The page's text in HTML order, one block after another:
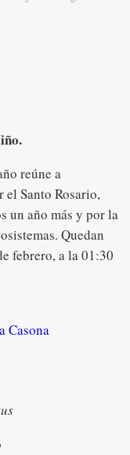
reúne a
Santo Rosario,
un año más y por la
Quedan
febrero, a la 01:30